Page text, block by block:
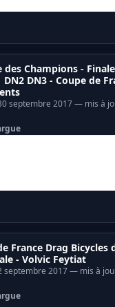
des Champions -
DN2 DN3 - Coupe de
septembre 2017 — mis à
France Drag Bicycles
- Volvic Feytiat
septembre 2017 — mis à